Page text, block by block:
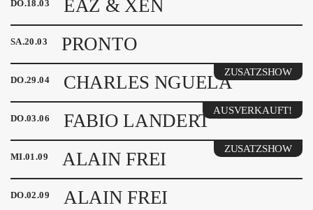
DO.18.03 EAZ & XEN
SA.20.03 PRONTO
DO.29.04 CHARLES NGUELAZUSATZSHOW
DO.03.06 FABIO LANDERT AUSVERKAUFT!
MI.01.09 ALAIN FREI ZUSATZSHOW
DO.02.09 ALAIN FREI